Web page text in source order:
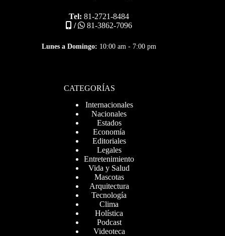
Tel: 81-2721-8484
/
81-3862-7096
Lunes a Domingo: 10:00 am - 7:00 pm
CATEGORÍAS
Internacionales
Nacionales
Estados
Economía
Editoriales
Legales
Entretenimiento
Vida y Salud
Mascotas
Arquitectura
Tecnología
Clima
Holística
Podcast
Videoteca